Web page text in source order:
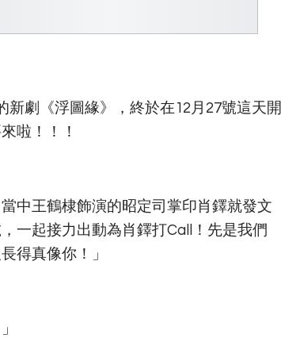
劇《浮圖緣》，終於在12月27號這天開
啦！！！
中王鶴棣飾演的昭定司掌印肖鐸就發文
一起接力出動為肖鐸打Call！先是我們
得真像你！」